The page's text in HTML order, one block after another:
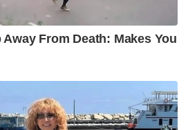
Away From Death: Makes You